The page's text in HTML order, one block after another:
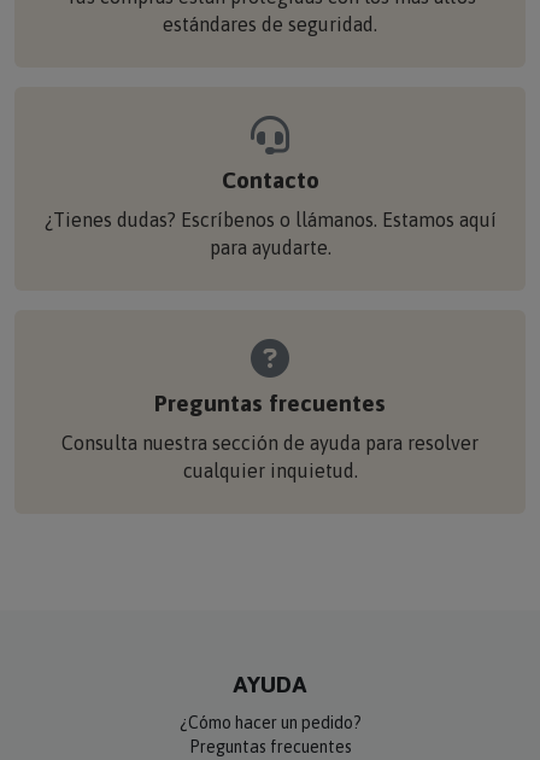
estándares de seguridad.
Contacto
¿Tienes dudas? Escríbenos o llámanos. Estamos aquí
para ayudarte.
Preguntas frecuentes
Consulta nuestra sección de ayuda para resolver
cualquier inquietud.
AYUDA
¿Cómo hacer un pedido?
Preguntas frecuentes